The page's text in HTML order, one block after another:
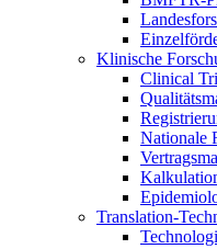
Klinische
Clinical
Nationale
Translation-